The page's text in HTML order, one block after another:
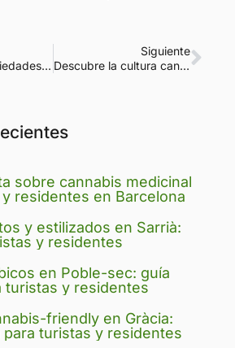
Las mejores variedades de marihuana para cultivo hidropónico en 2025
Siguiente
Descubre la cultura cannábica en Barcelona: guía completa
sobre cannabis medicinal
residentes en Barcelona
y estilizados en Sarrià:
y residentes
en Poble-sec: guía
turistas y residentes
friendly en Gràcia:
para turistas y residentes